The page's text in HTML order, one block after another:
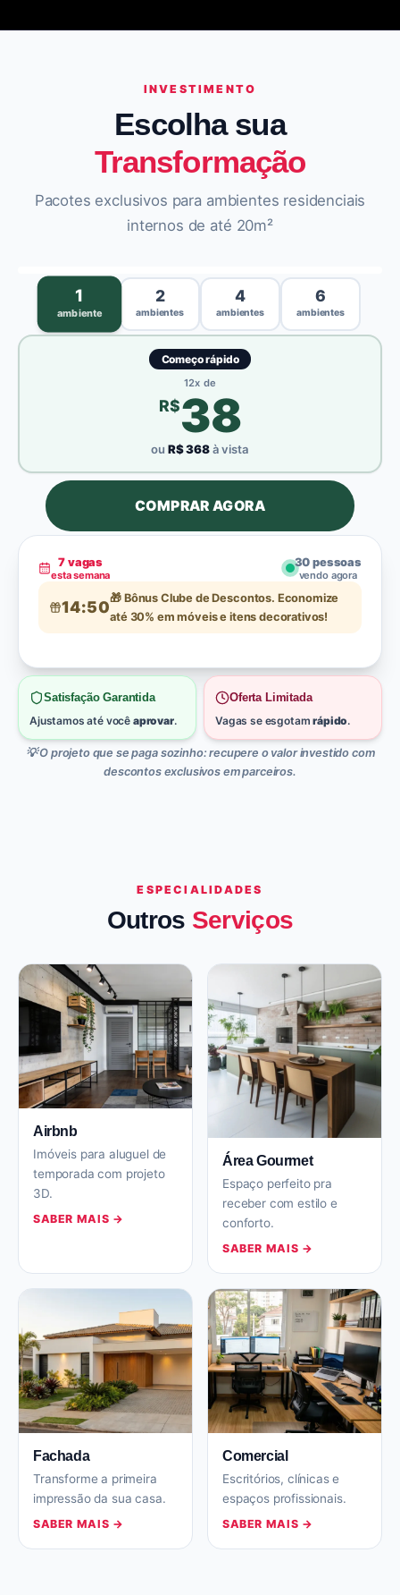
INVESTIMENTO
Escolha sua
Transformação
Pacotes exclusivos para ambientes residenciais
internos de até 20m²
1
ambiente
2
ambientes
4
ambientes
6
ambientes
Começo rápido
12x de
R$38
ou R$368à vista
COMPRAR AGORA
7 vagas
esta semana
31 pessoas
vendo agora
14:48🎁 Bônus Clube de Descontos. Economize
até 30% em móveis e itens decorativos!
Satisfação Garantida
Ajustamos até você aprovar.
Oferta Limitada
Vagas se esgotamrápido.
💡 O projeto que se paga sozinho: recupere o valor investido com
descontos exclusivos em parceiros.
ESPECIALIDADES
Outros Serviços
Airbnb
Imóveis para aluguel de
temporada com projeto
3D.
SABER MAIS →
Área Gourmet
Espaço perfeito pra
receber com estilo e
conforto.
SABER MAIS →
Fachada
Transforme a primeira
impressão da sua casa.
SABER MAIS →
Comercial
Escritórios, clínicas e
espaços profissionais.
SABER MAIS →